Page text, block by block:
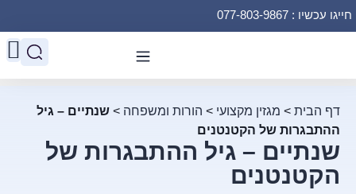
חייגו עכשיו : 077-803-9867
דף הבית > מגזין מקצועי > הורות ומשפחה > שנתיים – גיל
ההתבגרות של הקטנטנים
שנתיים – גיל ההתבגרות של
הקטנטנים